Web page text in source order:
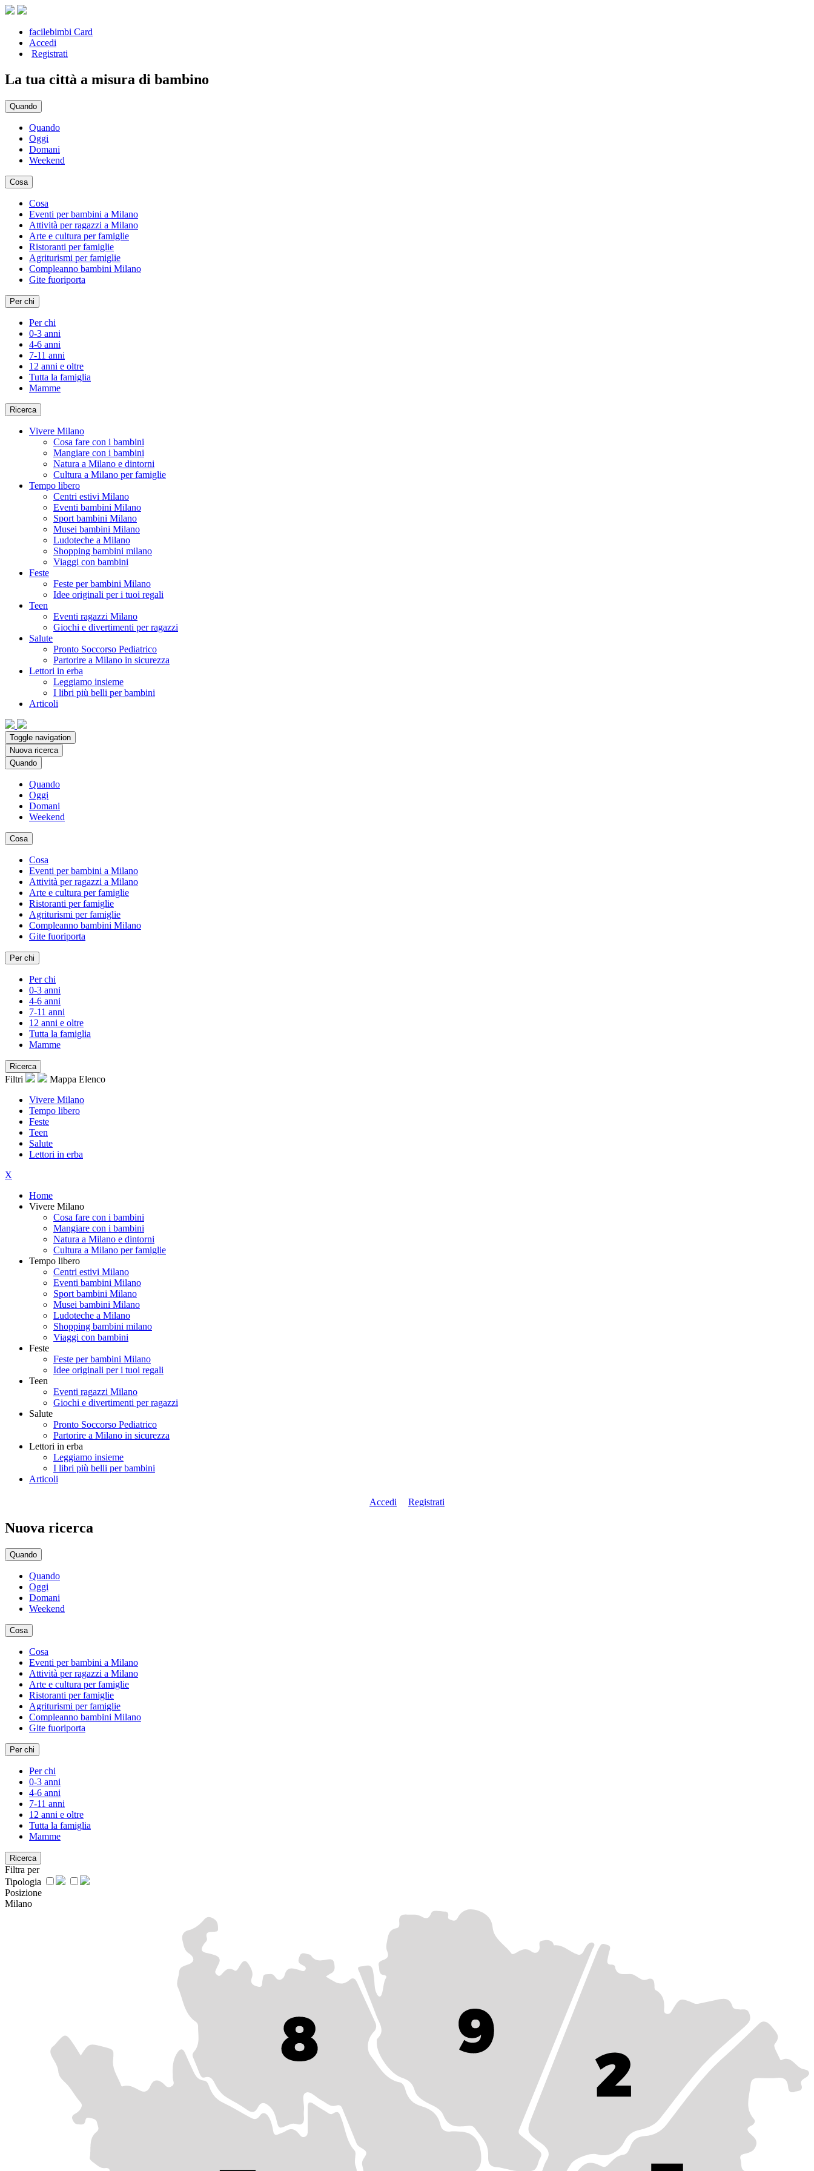
facilebimbi Card
Accedi
Registrati
La tua città a misura di bambino
Quando
Quando
Oggi
Domani
Weekend
Cosa
Cosa
Eventi per bambini a Milano
Attività per ragazzi a Milano
Arte e cultura per famiglie
Ristoranti per famiglie
Agriturismi per famiglie
Compleanno bambini Milano
Gite fuoriporta
Per chi
Per chi
0-3 anni
4-6 anni
7-11 anni
12 anni e oltre
Tutta la famiglia
Mamme
Ricerca
Vivere Milano
Cosa fare con i bambini
Mangiare con i bambini
Natura a Milano e dintorni
Cultura a Milano per famiglie
Tempo libero
Centri estivi Milano
Eventi bambini Milano
Sport bambini Milano
Musei bambini Milano
Ludoteche a Milano
Shopping bambini milano
Viaggi con bambini
Feste
Feste per bambini Milano
Idee originali per i tuoi regali
Teen
Eventi ragazzi Milano
Giochi e divertimenti per ragazzi
Salute
Pronto Soccorso Pediatrico
Partorire a Milano in sicurezza
Lettori in erba
Leggiamo insieme
I libri più belli per bambini
Articoli
Toggle navigation
Nuova ricerca
Quando
Quando
Oggi
Domani
Weekend
Cosa
Cosa
Eventi per bambini a Milano
Attività per ragazzi a Milano
Arte e cultura per famiglie
Ristoranti per famiglie
Agriturismi per famiglie
Compleanno bambini Milano
Gite fuoriporta
Per chi
Per chi
0-3 anni
4-6 anni
7-11 anni
12 anni e oltre
Tutta la famiglia
Mamme
Ricerca
Filtri Mappa Elenco
Vivere Milano
Tempo libero
Feste
Teen
Salute
Lettori in erba
X
Home
Vivere Milano
Cosa fare con i bambini
Mangiare con i bambini
Natura a Milano e dintorni
Cultura a Milano per famiglie
Tempo libero
Centri estivi Milano
Eventi bambini Milano
Sport bambini Milano
Musei bambini Milano
Ludoteche a Milano
Shopping bambini milano
Viaggi con bambini
Feste
Feste per bambini Milano
Idee originali per i tuoi regali
Teen
Eventi ragazzi Milano
Giochi e divertimenti per ragazzi
Salute
Pronto Soccorso Pediatrico
Partorire a Milano in sicurezza
Lettori in erba
Leggiamo insieme
I libri più belli per bambini
Articoli
Accedi Registrati
Nuova ricerca
Quando
Quando
Oggi
Domani
Weekend
Cosa
Cosa
Eventi per bambini a Milano
Attività per ragazzi a Milano
Arte e cultura per famiglie
Ristoranti per famiglie
Agriturismi per famiglie
Compleanno bambini Milano
Gite fuoriporta
Per chi
Per chi
0-3 anni
4-6 anni
7-11 anni
12 anni e oltre
Tutta la famiglia
Mamme
Ricerca
Filtra per
Tipologia
Posizione
Milano